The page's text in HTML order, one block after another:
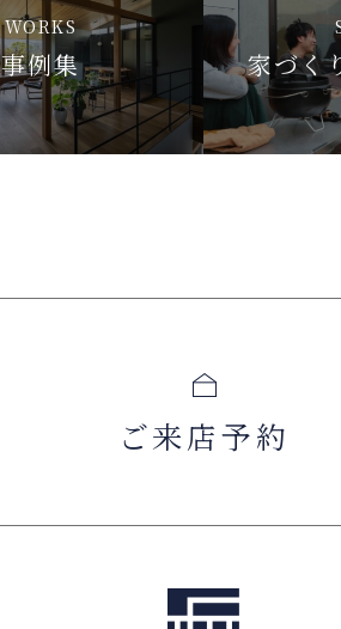
WORKS
事例集 家づく
ご来店予約